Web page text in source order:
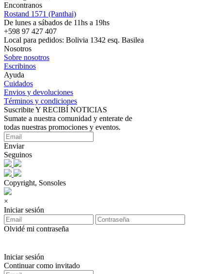
Encontranos
Rostand 1571 (Panthai)
De lunes a sábados de 11hs a 19hs
+598 97 427 407
Local para pedidos: Bolivia 1342 esq. Basilea
Nosotros
Sobre nosotros
Escribinos
Ayuda
Cuidados
Envios y devoluciones
Términos y condiciones
Suscribite Y RECIBÍ NOTICIAS
Sumate a nuestra comunidad y enterate de
todas nuestras promociones y eventos.
Enviar
Seguinos
Copyright, Sonsoles
×
Iniciar sesión
Olvidé mi contraseña
Iniciar sesión
Continuar como invitado